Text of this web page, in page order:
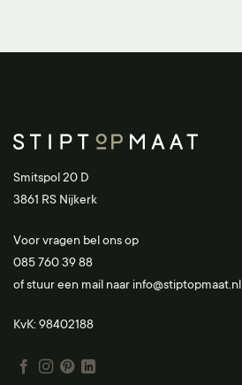
Smitspol 20 D
3861 RS Nijkerk
Voor vragen bel ons op
085 760 39 88
of stuur een mail naar info@stiptopmaat.nl
KvK: 98402188